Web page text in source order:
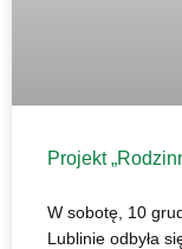
Projekt
W sobotę, 10
Lublinie odbyła